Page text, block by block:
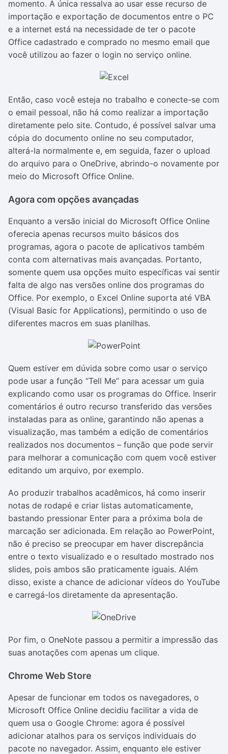
momento. A única ressalva ao usar esse recurso de
importação e exportação de documentos entre o PC
e a internet está na necessidade de ter o pacote
Office cadastrado e comprado no mesmo email que
você utilizou ao fazer o login no serviço online.
Então, caso você esteja no trabalho e conecte-se com
o email pessoal, não há como realizar a importação
diretamente pelo site. Contudo, é possível salvar uma
cópia do documento online no seu computador,
alterá-la normalmente e, em seguida, fazer o upload
do arquivo para o OneDrive, abrindo-o novamente por
meio do Microsoft Office Online.
Agora com opções avançadas
Enquanto a versão inicial do Microsoft Office Online
oferecia apenas recursos muito básicos dos
programas, agora o pacote de aplicativos também
conta com alternativas mais avançadas. Portanto,
somente quem usa opções muito específicas vai sentir
falta de algo nas versões online dos programas do
Office. Por exemplo, o Excel Online suporta até VBA
(Visual Basic for Applications), permitindo o uso de
diferentes macros em suas planilhas.
Quem estiver em dúvida sobre como usar o serviço
pode usar a função “Tell Me” para acessar um guia
explicando como usar os programas do Office. Inserir
comentários é outro recurso transferido das versões
instaladas para as online, garantindo não apenas a
visualização, mas também a edição de comentários
realizados nos documentos – função que pode servir
para melhorar a comunicação com quem você estiver
editando um arquivo, por exemplo.
Ao produzir trabalhos acadêmicos, há como inserir
notas de rodapé e criar listas automaticamente,
bastando pressionar Enter para a próxima bola de
marcação ser adicionada. Em relação ao PowerPoint,
não é preciso se preocupar em haver discrepância
entre o texto visualizado e o resultado mostrado nos
slides, pois ambos são praticamente iguais. Além
disso, existe a chance de adicionar vídeos do YouTube
e carregá-los diretamente da apresentação.
Por fim, o OneNote passou a permitir a impressão das
suas anotações com apenas um clique.
Chrome Web Store
Apesar de funcionar em todos os navegadores, o
Microsoft Office Online decidiu facilitar a vida de
quem usa o Google Chrome: agora é possível
adicionar atalhos para os serviços individuais do
pacote no navegador. Assim, enquanto ele estiver